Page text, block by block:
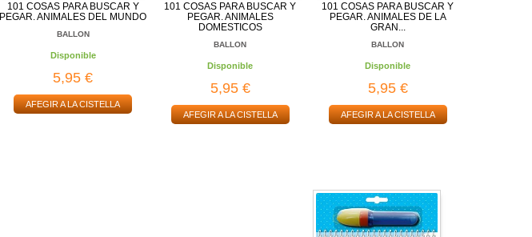
101 COSAS PARA BUSCAR Y
PEGAR. ANIMALES DEL MUNDO
BALLON
Disponible
5,95 €
AFEGIR A LA CISTELLA
101 COSAS PARA BUSCAR Y
PEGAR. ANIMALES
DOMESTICOS
BALLON
Disponible
5,95 €
AFEGIR A LA CISTELLA
101 COSAS PARA BUSCAR Y
PEGAR. ANIMALES DE LA
GRAN...
BALLON
Disponible
5,95 €
AFEGIR A LA CISTELLA